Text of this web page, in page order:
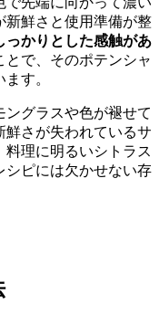
新鮮さと使用準備が整
っかりとした感触があ
とで、そのポテンシャ
す。
グラスや色が褪せて
鮮さが失われているサ
理に明るいシトラス
シピには欠かせない存